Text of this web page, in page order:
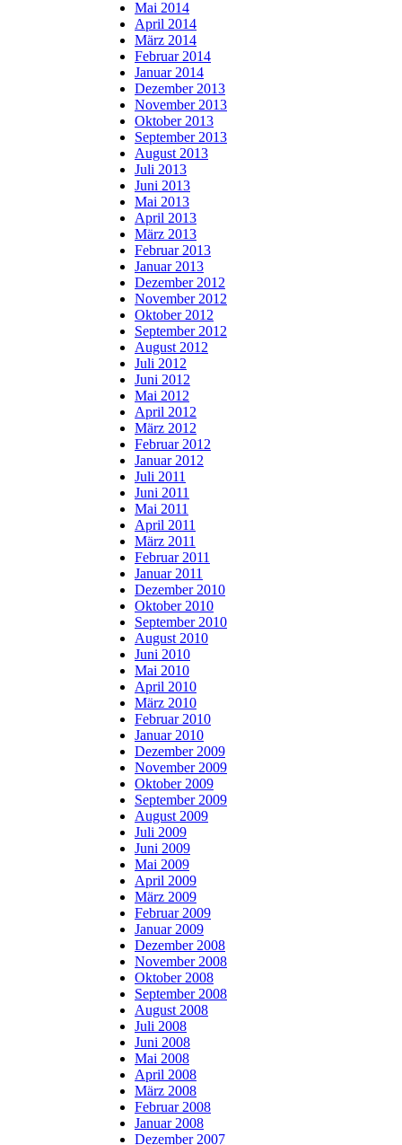
Mai 2014
April 2014
März 2014
Februar 2014
Januar 2014
Dezember 2013
November 2013
Oktober 2013
September 2013
August 2013
Juli 2013
Juni 2013
Mai 2013
April 2013
März 2013
Februar 2013
Januar 2013
Dezember 2012
November 2012
Oktober 2012
September 2012
August 2012
Juli 2012
Juni 2012
Mai 2012
April 2012
März 2012
Februar 2012
Januar 2012
Juli 2011
Juni 2011
Mai 2011
April 2011
März 2011
Februar 2011
Januar 2011
Dezember 2010
Oktober 2010
September 2010
August 2010
Juni 2010
Mai 2010
April 2010
März 2010
Februar 2010
Januar 2010
Dezember 2009
November 2009
Oktober 2009
September 2009
August 2009
Juli 2009
Juni 2009
Mai 2009
April 2009
März 2009
Februar 2009
Januar 2009
Dezember 2008
November 2008
Oktober 2008
September 2008
August 2008
Juli 2008
Juni 2008
Mai 2008
April 2008
März 2008
Februar 2008
Januar 2008
Dezember 2007